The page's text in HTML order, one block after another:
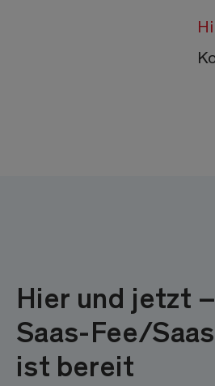
Hier und jetzt –
Saas-Fee/
ist bereit